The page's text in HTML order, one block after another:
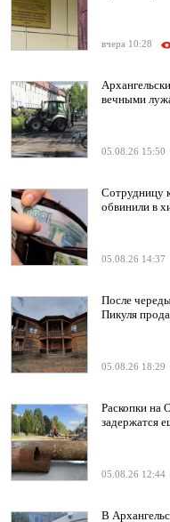
вчера 10:28
вечными
05.08.26 15:50
Сотрудницу
обвинили в
05.08.26 14:37
После
Пикуля
05.08.26 18:29
Раскопки на
задержатся
05.08.26 12:44
В